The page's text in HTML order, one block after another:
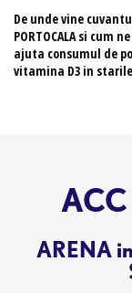
De unde vine
PORTOCALA si cum
ajuta consumul de
vitamina D3 in
ARENA